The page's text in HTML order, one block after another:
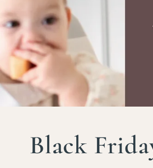
C
Black